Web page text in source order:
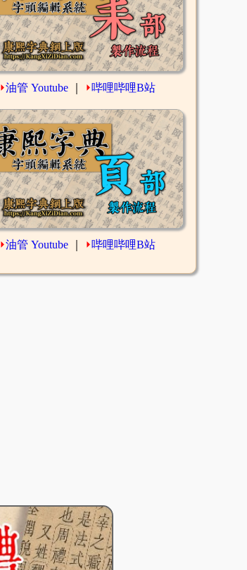
⏵油管 Youtube ⏵哔哩哔哩B站
⏵油管 Youtube ⏵哔哩哔哩B站